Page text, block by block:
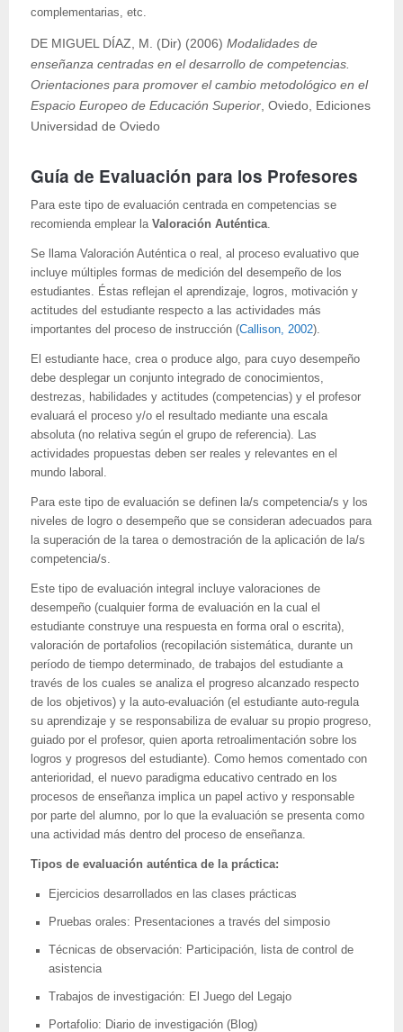
complementarias, etc.
DE MIGUEL DÍAZ, M. (Dir) (2006) Modalidades de
enseñanza centradas en el desarrollo de competencias.
Orientaciones para promover el cambio metodológico en el
Espacio Europeo de Educación Superior , Oviedo, Ediciones
Universidad de Oviedo
Guía de Evaluación para los Profesores
Para este tipo de evaluación centrada en competencias se
recomienda emplear la Valoración Auténtica
Se llama Valoración Auténtica o real, al proceso evaluativo que
incluye múltiples formas de medición del desempeño de los
estudiantes. Éstas reflejan el aprendizaje, logros, motivación y
actitudes del estudiante respecto a las actividades más
importantes del proceso de instrucción (Callison, 2002).
El estudiante hace, crea o produce algo, para cuyo desempeño
debe desplegar un conjunto integrado de conocimientos,
destrezas, habilidades y actitudes (competencias) y el profesor
evaluará el proceso y/o el resultado mediante una escala
absoluta (no relativa según el grupo de referencia). Las
actividades propuestas deben ser reales y relevantes en el
mundo laboral.
Para este tipo de evaluación se definen la/s competencia/s y los
niveles de logro o desempeño que se consideran adecuados para
la superación de la tarea o demostración de la aplicación de la/s
competencia/s.
Este tipo de evaluación integral incluye valoraciones de
desempeño (cualquier forma de evaluación en la cual el
estudiante construye una respuesta en forma oral o escrita),
valoración de portafolios (recopilación sistemática, durante un
período de tiempo determinado, de trabajos del estudiante a
través de los cuales se analiza el progreso alcanzado respecto
de los objetivos) y la auto-evaluación (el estudiante auto-regula
su aprendizaje y se responsabiliza de evaluar su propio progreso,
guiado por el profesor, quien aporta retroalimentación sobre los
logros y progresos del estudiante). Como hemos comentado con
anterioridad, el nuevo paradigma educativo centrado en los
procesos de enseñanza implica un papel activo y responsable
por parte del alumno, por lo que la evaluación se presenta como
una actividad más dentro del proceso de enseñanza.
Tipos de evaluación auténtica de la práctica:
Ejercicios desarrollados en las clases prácticas
Pruebas orales: Presentaciones a través del simposio
Técnicas de observación: Participación, lista de control de
asistencia
Trabajos de investigación: El Juego del Legajo
Portafolio: Diario de investigación (Blog)